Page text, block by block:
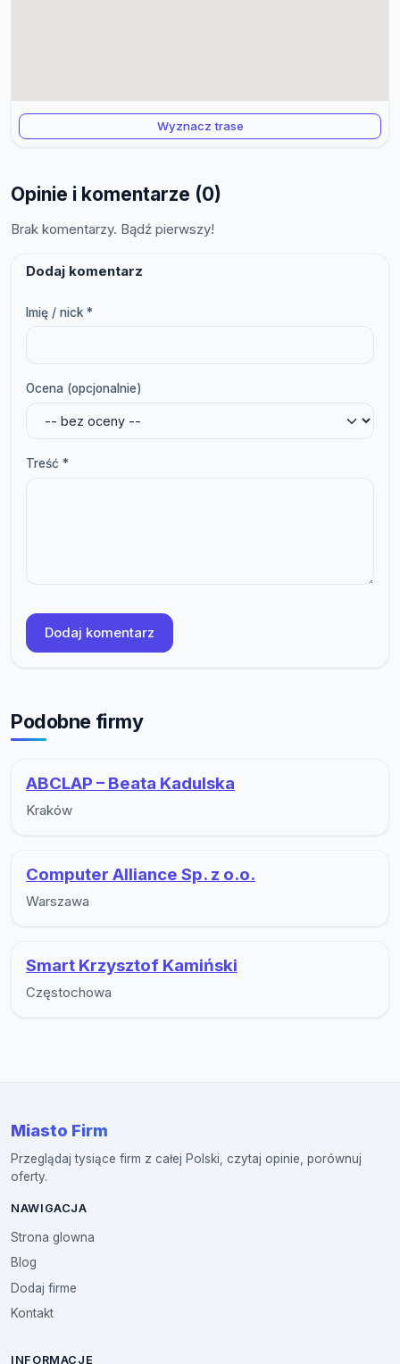
Wyznacz trase
Opinie i komentarze (0)
Brak komentarzy. Bądź pierwszy!
Dodaj komentarz
Imię / nick *
Ocena (opcjonalnie)
Treść *
Dodaj komentarz
Podobne firmy
ABCLAP – Beata Kadulska
Kraków
Computer Alliance Sp. z o.o.
Warszawa
Smart Krzysztof Kamiński
Częstochowa
Miasto Firm
Przeglądaj tysiące firm z całej Polski, czytaj opinie, porównuj
oferty.
NAWIGACJA
Strona glowna
Blog
Dodaj firme
Kontakt
INFORMACJE